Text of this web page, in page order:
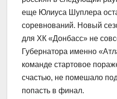
еще Юлиуса Шуплера
соревнований. Новый
для ХК «Донбасс» не
Губернатора именно
команде стартовое
счастью, не помешало
попасть в финал.